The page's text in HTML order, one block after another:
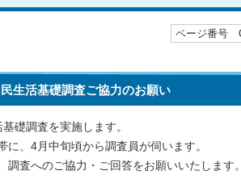
ページ番号
生活基礎調査ご協力のお願い
礎調査を実施します。
に、4月中旬頃から調査員が伺います。
調査へのご協力・ご回答をお願いいたします。